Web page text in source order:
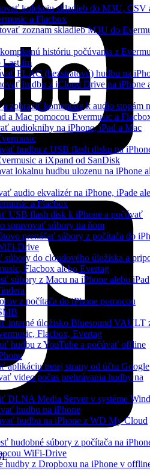
kolekciu skladieb do M3U, CSV
a Flacbox
zoznam skladieb M3U do
históriu počúvania z
Last.fm
FLAC (bezstratovú) hudbu na
hudbu z iCloud Drive na iPhone
zobraziť komentáre k audio stopám
a Mac pomocou Evermusic a
audioknihy na iPhone, iPad a Mac
hudbu z USB flash disku na
a iXpand od SanDisk
lokalnu hudbu ulozenu na iPhone
audio ekvalizér na iPhone, iPade
a Flacbox
USB flash disk k iPhone a počúvať
spravovať súbory na ňom
prenášať súbory z počítača do
Drive
súbory do cloudového úložiska a
Flacbox alebo Evertag
súbory z Macu na iPhone alebo iPad
z počítača do iPhone pomocou
interné úložisko Bluesound VAULT
Flacbox, Evertag
hudbu z YouTube a počúvať offline
aplikáciu tretej strany od účtu Google
video počas prehrávania hudby na
DLNA Media Server v systéme
hudbu na iPhone
hudbu na iPhone z WD My Cloud
hudobné súbory z počítača na
WiFi-Drive
hudby z Dropboxu na iPhone v